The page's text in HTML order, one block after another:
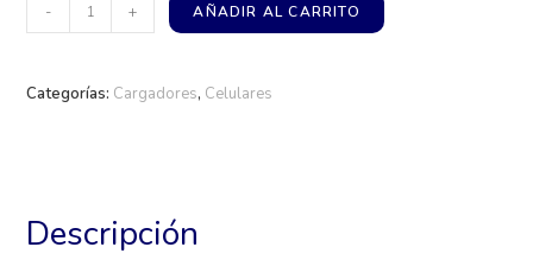
- + AÑADIR AL CARRITO
Categorías: Cargadores, Celulares
Descripción